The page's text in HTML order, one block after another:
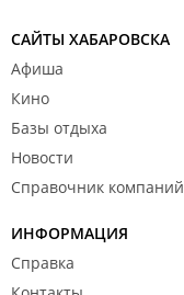
САЙТЫ ХАБАРОВСКА
Афиша
Кино
Базы отдыха
Новости
Справочник компаний
ИНФОРМАЦИЯ
Справка